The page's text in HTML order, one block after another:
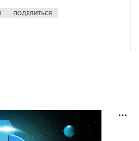
ПОДЕЛИТЬСЯ